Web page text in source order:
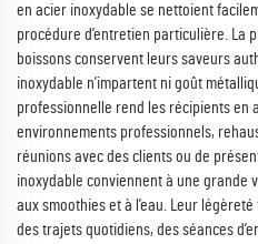
en acier inoxydable se nettoient
procédure d’entretien particulière. La
boissons conservent leurs saveurs
inoxydable n’impartent ni goût
professionnelle rend les récipients en
environnements professionnels,
réunions avec des clients ou de
inoxydable conviennent à une grande
aux smoothies et à l’eau. Leur
des trajets quotidiens, des séances